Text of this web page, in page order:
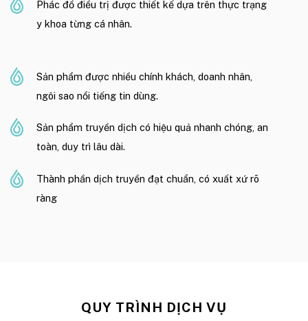
Phác đồ điều trị được thiết kế dựa trên thực trạng
y khoa từng cá nhân.
Sản phẩm được nhiều chính khách, doanh nhân,
ngôi sao nổi tiếng tin dùng.
Sản phẩm truyền dịch có hiệu quả nhanh chóng, an
toàn, duy trì lâu dài.
Thành phần dịch truyền đạt chuẩn, có xuất xứ rõ
ràng
QUY TRÌNH DỊCH VỤ